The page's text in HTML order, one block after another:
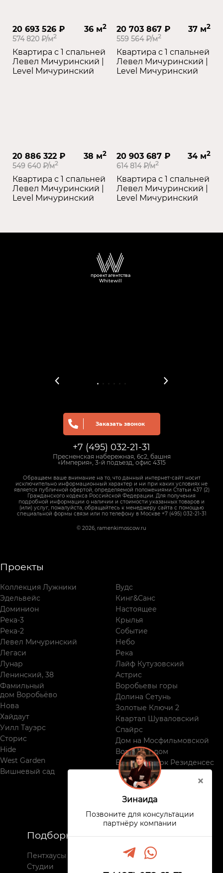
20 693 526 ₽ 36 м2
574 820 ₽/м2
Квартира с 1 спальней
Левел Мичуринский |
Level Мичуринский
20 703 867 ₽ 37 м2
559 564 ₽/м2
Квартира с 1 спальней
Левел Мичуринский |
Level Мичуринский
20 886 322 ₽ 38 м2
549 640 ₽/м2
Квартира с 1 спальней
Левел Мичуринский |
Level Мичуринский
20 903 687 ₽ 34 м2
614 814 ₽/м2
Квартира с 1 спальней
Левел Мичуринский |
Level Мичуринский
Подборки
Пентхаусы
Студии
Недвижимость
Все комплексы
Проекты
Коллекция Лужники
Эдельвейс
Доминион
Река-3
Река-2
Левел Мичуринский
Легаси
Лунар
Ленинский, 38
Фамильный
дом Воробьёво
Нова
Хайдаут
Уилл Тауэрс
Сторис
Hide
West Garden
Вишневый сад
Вудс
Кинг&Санс
Настоящее
Крылья
Событие
Небо
Река
Лайф Кутузовский
Астрис
Воробьевы горы
Долина Сетунь
Золотые Ключи 2
Квартал Шуваловский
Спайрс
Дом на Мосфильмовской
Воробьев дом
Виктори Парк Резиденсес
Поклонная, 9
Заказать звонок
+7 (495) 032-21-31
Пресненская набережная, 6с2, башня
«Империя», 3-й подъезд, офис 4315
Обращаем ваше внимание на то, что данный интернет-сайт носит
исключительно информационный характер и ни при каких условиях не
является публичной офертой, определяемой положениями Статьи 437 (2)
Гражданского кодекса Российской Федерации. Для получения
подробной информации о наличии и стоимости указанных товаров и
(или) услуг, пожалуйста, обращайтесь к менеджеру сайта с помощью
специальной формы связи или по телефону в Москве +7 (495) 032-21-31
© 2026, ramenkimoscow.ru
проект агентства
Whitewill
Зинаида
Позвоните для консультации
партнёру компании